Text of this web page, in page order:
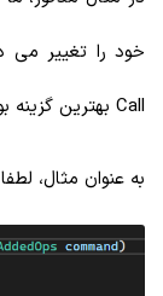
Call بهترین گزینه بود.
به عنوان مثال،